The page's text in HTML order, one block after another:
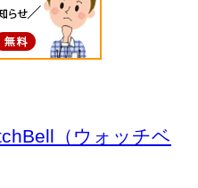
（ウォッチベ